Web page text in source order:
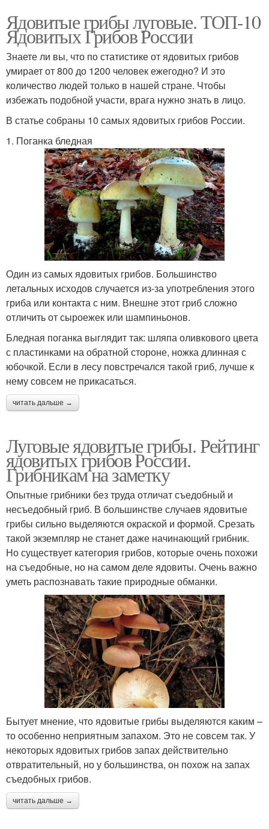
Ядовитые грибы луговые. ТОП-10
Ядовитых Грибов России
Знаете ли вы, что по статистике от ядовитых грибов
умирает от 800 до 1200 человек ежегодно? И это
количество людей только в нашей стране. Чтобы
избежать подобной участи, врага нужно знать в лицо.
В статье собраны 10 самых ядовитых грибов России.
1. Поганка бледная
Один из самых ядовитых грибов. Большинство
летальных исходов случается из-за употребления этого
гриба или контакта с ним. Внешне этот гриб сложно
отличить от сыроежек или шампиньонов.
Бледная поганка выглядит так: шляпа оливкового цвета
с пластинками на обратной стороне, ножка длинная с
юбочкой. Если в лесу повстречался такой гриб, лучше к
нему совсем не прикасаться.
читать дальше →
Луговые ядовитые грибы. Рейтинг
ядовитых грибов России.
Грибникам на заметку
Опытные грибники без труда отличат съедобный и
несъедобный гриб. В большинстве случаев ядовитые
грибы сильно выделяются окраской и формой. Срезать
такой экземпляр не станет даже начинающий грибник.
Но существует категория грибов, которые очень похожи
на съедобные, но на самом деле ядовиты. Очень важно
уметь распознавать такие природные обманки.
Бытует мнение, что ядовитые грибы выделяются каким –
то особенно неприятным запахом. Это не совсем так. У
некоторых ядовитых грибов запах действительно
отвратительный, но у большинства, он похож на запах
съедобных грибов.
читать дальше →